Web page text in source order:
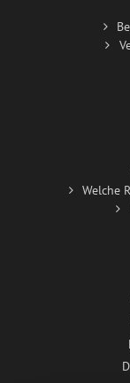
Welche